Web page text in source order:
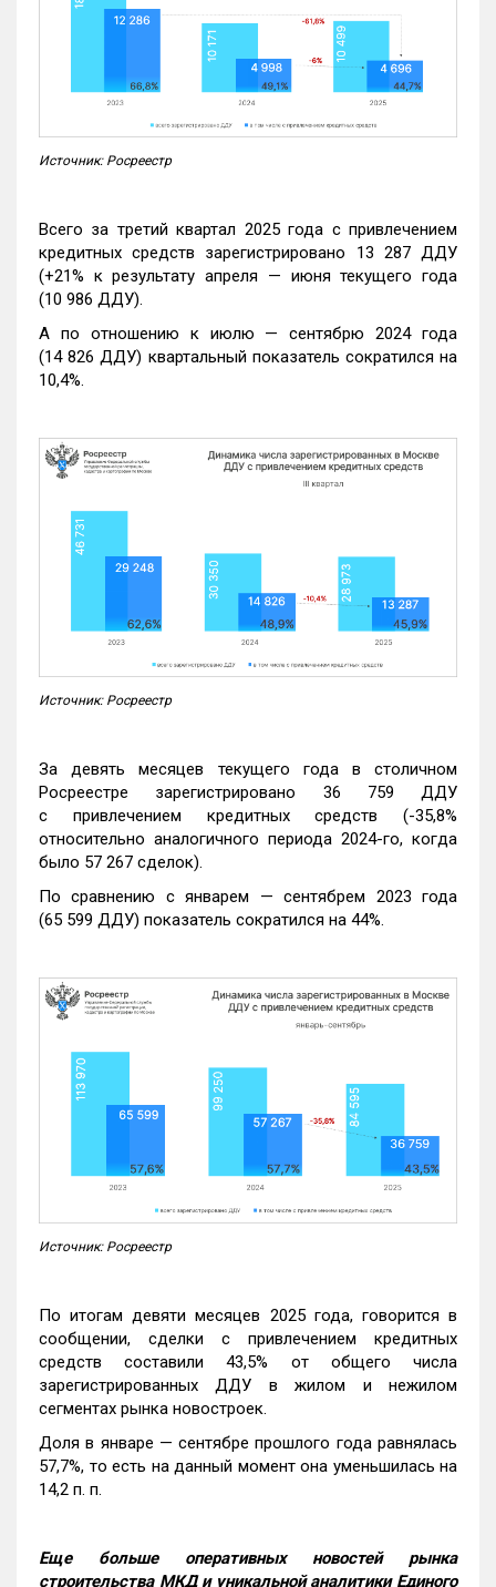
Источник: Росреестр
Всего за третий квартал 2025 года с привлечением
кредитных средств зарегистрировано 13 287 ДДУ
(+21% к результату апреля — июня текущего года
(10 986 ДДУ).
А по отношению к июлю — сентябрю 2024 года
(14 826 ДДУ) квартальный показатель сократился на
10,4%.
Источник: Росреестр
За девять месяцев текущего года в столичном
Росреестре зарегистрировано 36 759 ДДУ
с привлечением кредитных средств (-35,8%
относительно аналогичного периода 2024-го, когда
было 57 267 сделок).
По сравнению с январем — сентябрем 2023 года
(65 599 ДДУ) показатель сократился на 44%.
Источник: Росреестр
По итогам девяти месяцев 2025 года, говорится в
сообщении, сделки с привлечением кредитных
средств составили 43,5% от общего числа
зарегистрированных ДДУ в жилом и нежилом
сегментах рынка новостроек.
Доля в январе — сентябре прошлого года равнялась
57,7%, то есть на данный момент она уменьшилась на
14,2 п. п.
Еще больше оперативных новостей рынка
строительства МКД и уникальной аналитики Единого